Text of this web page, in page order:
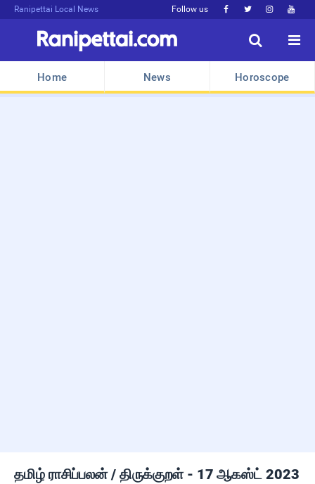
Ranipettai Local News Follow us    


Home News Horoscope
தமிழ் ராசிப்பலன் / திருக்குறள் - 17 ஆகஸ்ட் 2023